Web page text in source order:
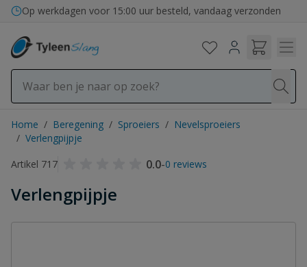
Ga naar de inhoud
Op werkdagen voor 15:00 uur besteld, vandaag verzonden
Home / Beregening / Sproeiers / Nevelsproeiers
/ Verlengpijpje
Artikel 717
0.0-0 reviews
Verlengpijpje